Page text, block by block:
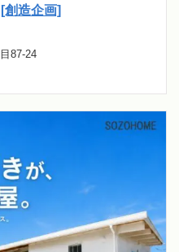
創造企画]
87-24